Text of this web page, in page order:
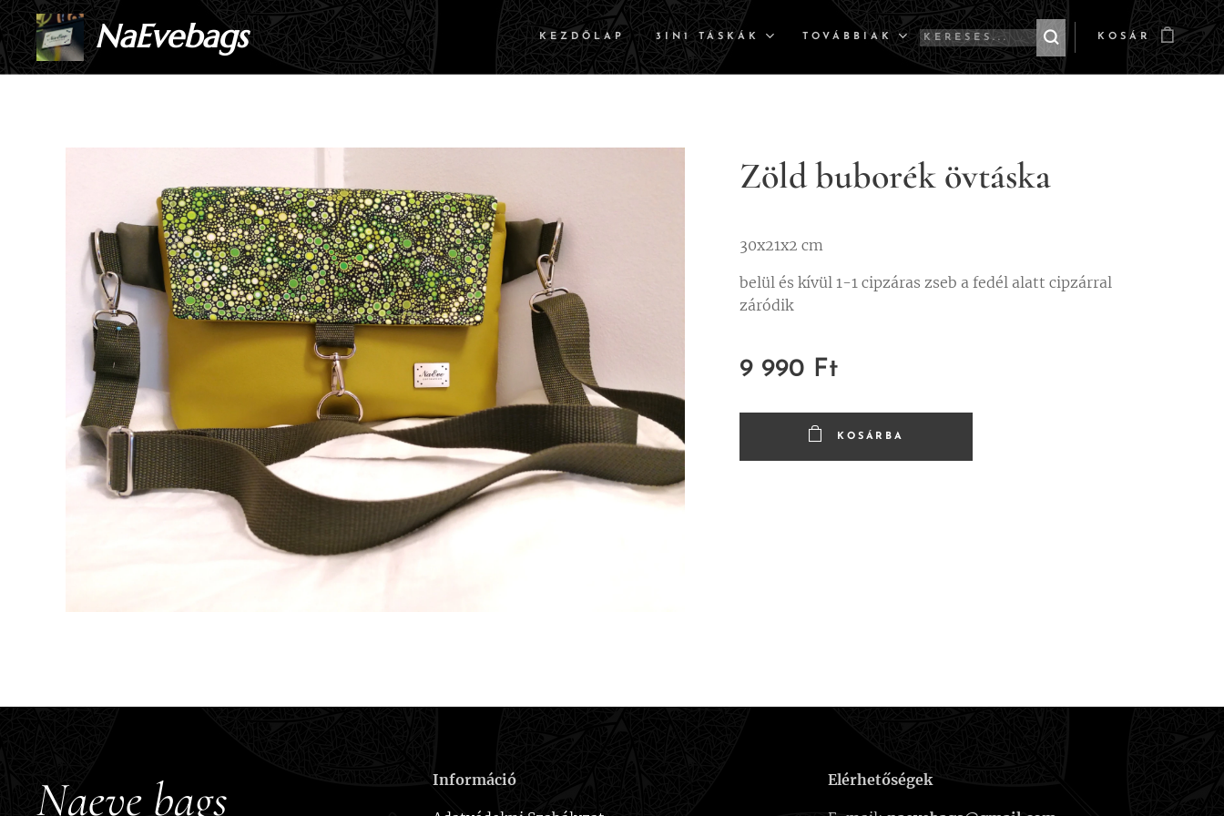
NaEvebags KEZDŐLAP 3IN1 TÁSKÁK TOVÁBBIAK KOSÁR
Zöld buborék övtáska
30x21x2 cm
belül és kívül 1-1 cipzáras zseb a fedél alatt cipzárral
záródik
9 990 Ft
KOSÁRBA
Naeve bags Információ Elérhetőségek